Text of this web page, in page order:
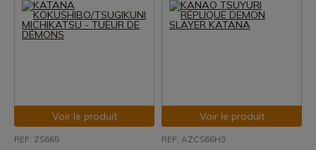
Voir le produit
REF: ZS665
Voir le produit
REF: AZCS66H3